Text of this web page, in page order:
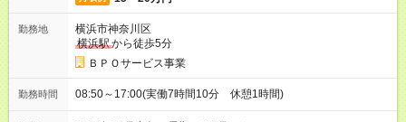
勤務地
横浜市神奈川区
横浜駅から徒歩5分
ＢＰＯサービス事業
勤務時間 08:50～17:00(実働7時間10分 休憩1時間)